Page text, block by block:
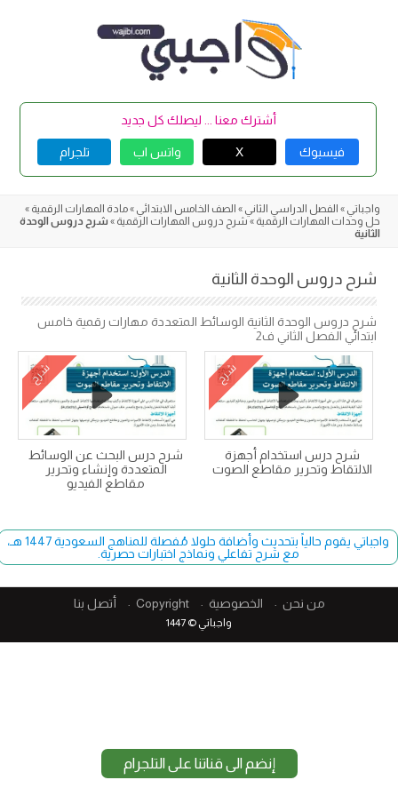
أشترك معنا ... ليصلك كل جديد
فيسبوك X واتس اب تلجرام
إنضم الى قناتنا على التلجرام
واجباتي » الفصل الدراسي الثاني » الصف الخامس الابتدائي »مادة المهارات الرقمية »
حل وحدات المهارات الرقمية » شرح دروس المهارات الرقمية » شرح دروس الوحدة
الثانية
شرح دروس الوحدة الثانية
شرح دروس الوحدة الثانية الوسائط المتعددة مهارات رقمية خامس
ابتدائي الفصل الثاني ف2
شرح
شرح درس استخدام أجهزة
الالتقاط وتحرير مقاطع الصوت
شرح
شرح درس البحث عن الوسائط
المتعددة وإنشاء وتحرير
مقاطع الفيديو
واجباتي يقوم حالياً بتحديث وأضافة حلولا مُفصلة للمناهج السعودية 1447 هـ،
مع شرح تفاعلي ونماذج اختبارات حصرية.
من نحن الخصوصية Copyright​ أتصل بنا
واجباتي © 1447